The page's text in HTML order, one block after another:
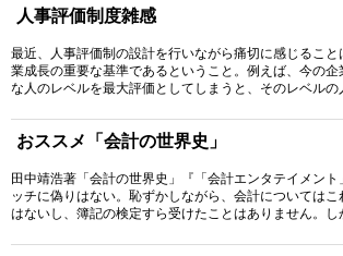
人事評価制度雑感
最近、人事評価制の設計を行いながら痛切に感じるこ
業成長の重要な基準であるということ。例えば、今の
な人のレベルを最大評価としてしまうと、そのレベルの
おススメ「会計の世界史」
田中靖浩著「会計の世界史」『「会計エンタテイメント
ッチに偽りはない。恥ずかしながら、会計についてはこ
はないし、簿記の検定すら受けたことはありません。し